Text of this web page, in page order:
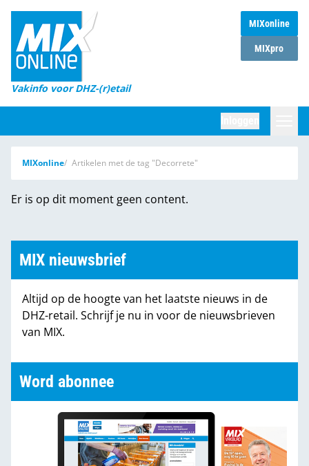
MIXonline
MIXpro
Vakinfo voor DHZ-(r)etail
Home
Magazines
DHZ Sessie
Marktcijfers
Word abonnee
MIXonline Artikelen met de tag "Decorrete"
Er is op dit moment geen content.
MIX nieuwsbrief
Altijd op de hoogte van het laatste nieuws in de
DHZ-retail. Schrijf je nu in voor de nieuwsbrieven
van MIX.
Word abonnee